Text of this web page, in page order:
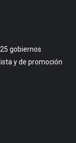
gobiernos
y de promoción